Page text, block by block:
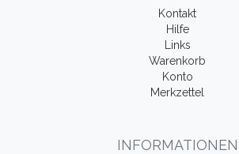
Kontakt
Hilfe
Links
Warenkorb
Konto
Merkzettel
INFORMATIONEN